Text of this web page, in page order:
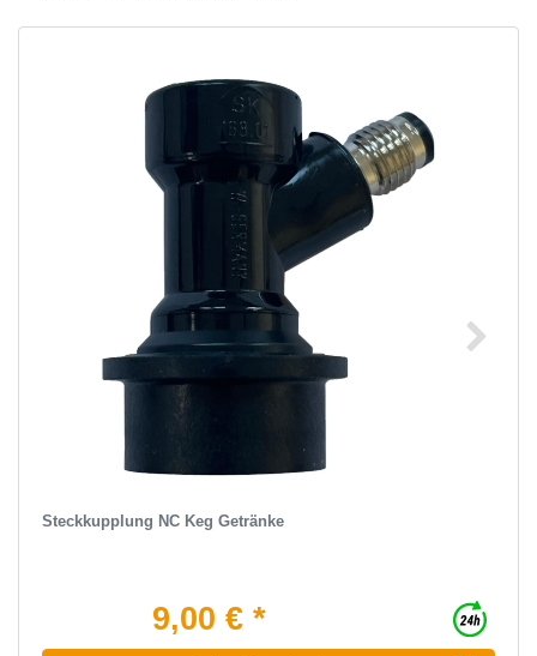
Steckkupplung NC Keg Getränke
9,00 € *